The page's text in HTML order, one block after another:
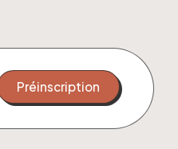
Préinscription